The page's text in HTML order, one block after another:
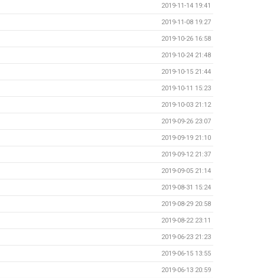
2019-11-14 19:41
2019-11-08 19:27
2019-10-26 16:58
2019-10-24 21:48
2019-10-15 21:44
2019-10-11 15:23
2019-10-03 21:12
2019-09-26 23:07
2019-09-19 21:10
2019-09-12 21:37
2019-09-05 21:14
2019-08-31 15:24
2019-08-29 20:58
2019-08-22 23:11
2019-06-23 21:23
2019-06-15 13:55
2019-06-13 20:59